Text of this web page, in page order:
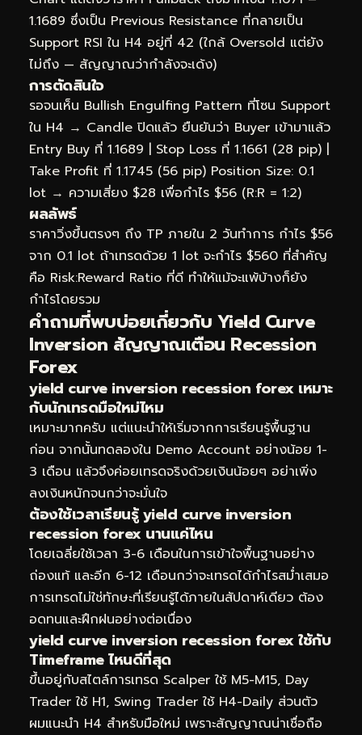
1.1689 ซึ่งเป็น Previous Resistance ที่กลายเป็น
Support RSI ใน H4 อยู่ที่ 42 (ใกล้ Oversold แต่ยัง
ไม่ถึง — สัญญาณว่ากำลังจะเด้ง)
การตัดสินใจ
รอจนเห็น Bullish Engulfing Pattern ที่โซน Support
ใน H4 → Candle ปิดแล้ว ยืนยันว่า Buyer เข้ามาแล้ว
Entry Buy ที่ 1.1689 | Stop Loss ที่ 1.1661 (28 pip) |
Take Profit ที่ 1.1745 (56 pip) Position Size: 0.1
lot → ความเสี่ยง $28 เพื่อกำไร $56 (R:R = 1:2)
ผลลัพธ์
ราคาวิ่งขึ้นตรงๆ ถึง TP ภายใน 2 วันทำการ กำไร $56
จาก 0.1 lot ถ้าเทรดด้วย 1 lot จะกำไร $560 ที่สำคัญ
คือ Risk:Reward Ratio ที่ดี ทำให้แม้จะแพ้บ้างก็ยัง
กำไรโดยรวม
คำถามที่พบบ่อยเกี่ยวกับ Yield Curve
Inversion สัญญาณเตือน Recession
Forex
yield curve inversion recession forex เหมาะ
กับนักเทรดมือใหม่ไหม
เหมาะมากครับ แต่แนะนำให้เริ่มจากการเรียนรู้พื้นฐาน
ก่อน จากนั้นทดลองใน Demo Account อย่างน้อย 1-
3 เดือน แล้วจึงค่อยเทรดจริงด้วยเงินน้อยๆ อย่าเพิ่ง
ลงเงินหนักจนกว่าจะมั่นใจ
ต้องใช้เวลาเรียนรู้ yield curve inversion
recession forex นานแค่ไหน
โดยเฉลี่ยใช้เวลา 3-6 เดือนในการเข้าใจพื้นฐานอย่าง
ถ่องแท้ และอีก 6-12 เดือนกว่าจะเทรดได้กำไรสม่ำเสมอ
การเทรดไม่ใช่ทักษะที่เรียนรู้ได้ภายในสัปดาห์เดียว ต้อง
อดทนและฝึกฝนอย่างต่อเนื่อง
yield curve inversion recession forex ใช้กับ
Timeframe ไหนดีที่สุด
ขึ้นอยู่กับสไตล์การเทรด Scalper ใช้ M5-M15, Day
Trader ใช้ H1, Swing Trader ใช้ H4-Daily ส่วนตัว
ผมแนะนำ H4 สำหรับมือใหม่ เพราะสัญญาณน่าเชื่อถือ